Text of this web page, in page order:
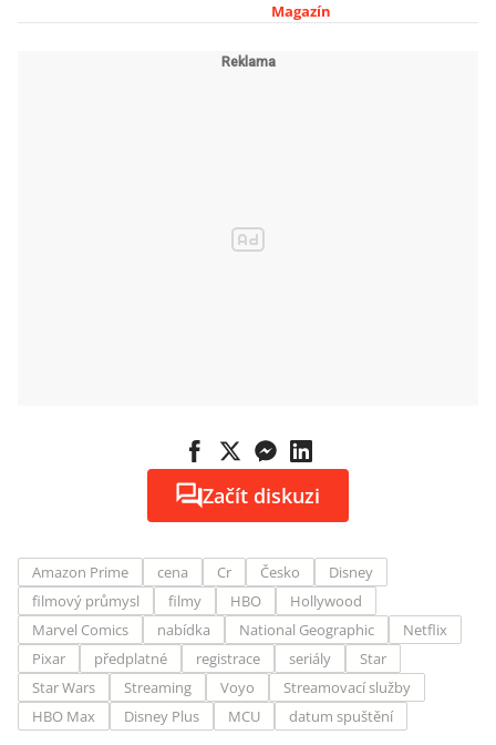
posledních 10 let
Magazín
Začít diskuzi
Amazon Prime cena Cr Česko
Disney
filmový průmysl
filmy HBO
Hollywood
Marvel Comics
nabídka National Geographic
Netflix
Pixar
předplatné registrace seriály
Star
Star Wars
Streaming Voyo
Streamovací služby
HBO Max
Disney Plus MCU datum spuštění